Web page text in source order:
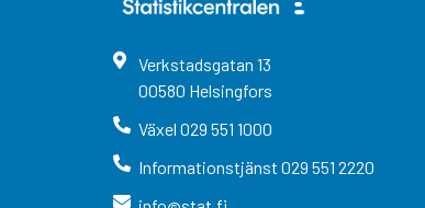
Verkstadsgatan 13
00580 Helsingfors
Växel 029 551 1000
Informationstjänst 029 551 2220